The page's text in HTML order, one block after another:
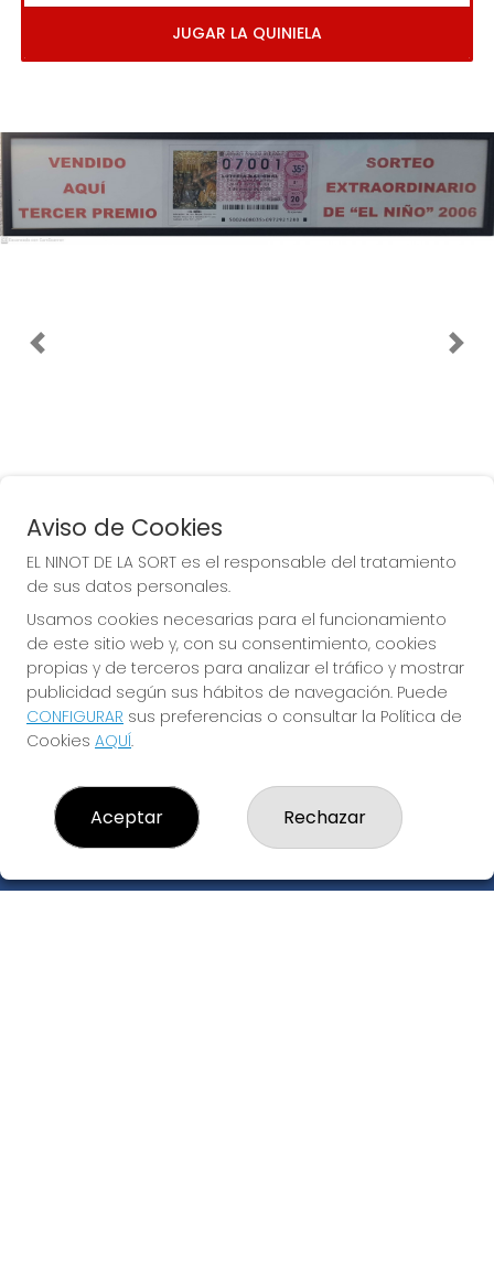
JUGAR LA QUINIELA
Imagen anterior
¿Quiénes somos?
Registro
REDES SOCIALES
CONTACTO
EL NINOT DE LA SORT. ADMON. LOTERÍAS Nº 4 de ESPLUGUES
DE LLOBREGAT (Barcelona) - Receptor Oficial Nº 15530
933725265
669255147
loteria4esplugues@elninotdelasort.com
C/ 8 de Març, 26
(Barcelona) España
Aviso de Cookies
EL NINOT DE LA SORT es el responsable del tratamiento
de sus datos personales.
Usamos cookies necesarias para el funcionamiento
de este sitio web y, con su consentimiento, cookies
propias y de terceros para analizar el tráfico y mostrar
publicidad según sus hábitos de navegación. Puede
CONFIGURAR sus preferencias o consultar la Política de
Cookies AQUÍ.
Aceptar Rechazar